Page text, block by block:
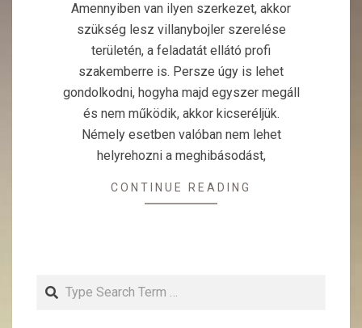
Amennyiben van ilyen szerkezet, akkor
szükség lesz villanybojler szerelése
területén, a feladatát ellátó profi
szakemberre is. Persze úgy is lehet
gondolkodni, hogyha majd egyszer megáll
és nem működik, akkor kicseréljük.
Némely esetben valóban nem lehet
helyrehozni a meghibásodást,
CONTINUE READING
Search